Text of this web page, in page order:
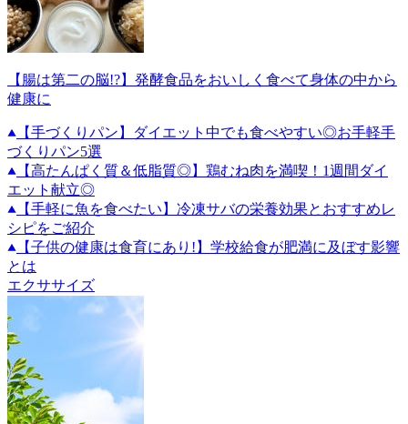
【腸は第二の脳!?】発酵食品をおいしく食べて身体の中から
健康に
【手づくりパン】ダイエット中でも食べやすい◎お手軽手
づくりパン5選
【高たんぱく質＆低脂質◎】鶏むね肉を満喫！1週間ダイ
エット献立◎
【手軽に魚を食べたい】冷凍サバの栄養効果とおすすめレ
シピをご紹介
【子供の健康は食育にあり!】学校給食が肥満に及ぼす影響
とは
エクササイズ